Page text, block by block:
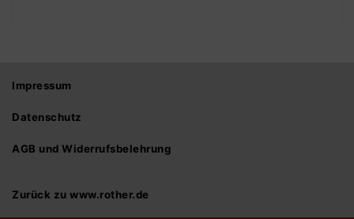
Impressum
Datenschutz
AGB und Widerrufsbelehrung
Zurück zu www.rother.de